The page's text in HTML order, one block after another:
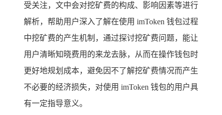
受关注，文中会对挖矿费的构成、影响因素等进行
解析，帮助用户深入了解在使用 imToken 钱包过程
中挖矿费的产生机制，通过探讨挖矿费问题，能让
用户清晰知晓费用的来龙去脉，从而在操作钱包时
更好地规划成本，避免因不了解挖矿费情况而产生
不必要的经济损失，对使用 imToken 钱包的用户具
有一定指导意义。